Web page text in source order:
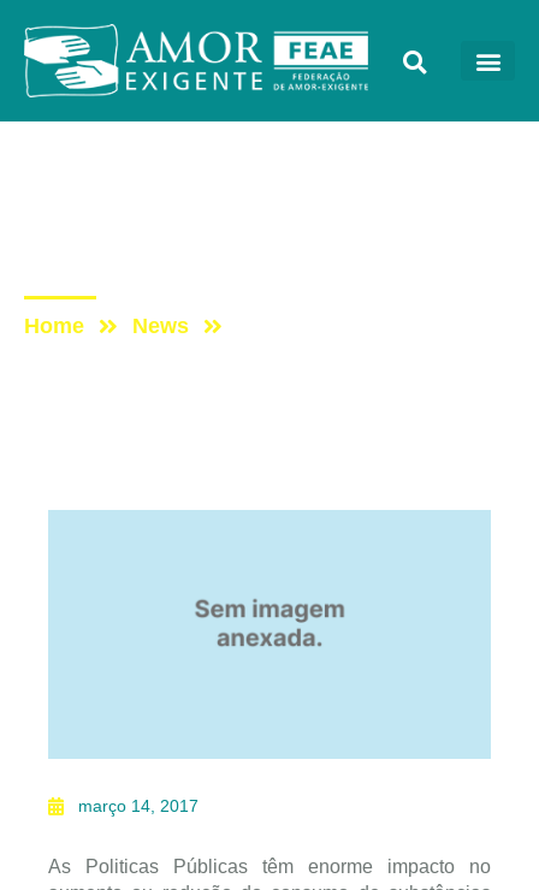
Home News
março 14, 2017
As Politicas Públicas têm enorme impacto no